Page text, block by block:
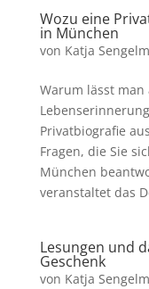
Wozu eine
in München
von Katja
Warum lässt
Privatbiografie
Fragen, die Sie
München
veranstaltet das
Lesungen und
Geschenk
von Katja